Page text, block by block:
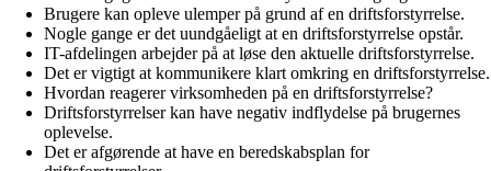
Brugere kan opleve ulemper på grund af en driftsforstyrrelse.
Nogle gange er det uundgåeligt at en driftsforstyrrelse opstår.
IT-afdelingen arbejder på at løse den aktuelle driftsforstyrrelse.
Det er vigtigt at kommunikere klart omkring en driftsforstyrrelse.
Hvordan reagerer virksomheden på en driftsforstyrrelse?
Driftsforstyrrelser kan have negativ indflydelse på brugernes
oplevelse.
Det er afgørende at have en beredskabsplan for